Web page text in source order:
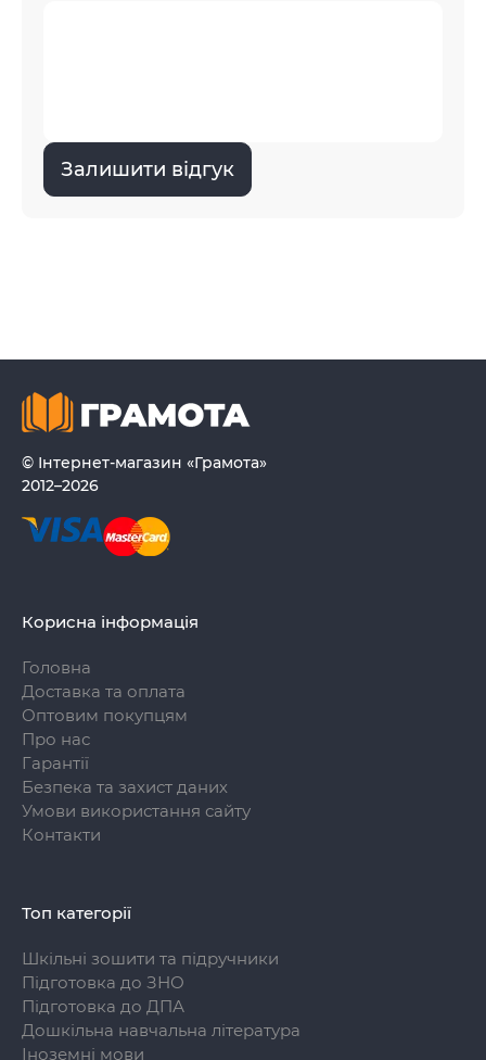
Залишити відгук
© Інтернет-магазин «Грамота»
2012–2026
Корисна інформація
Головна
Доставка та оплата
Оптовим покупцям
Про нас
Гарантії
Безпека та захист даних
Умови використання сайту
Контакти
Топ категорії
Шкільні зошити та підручники
Підготовка до ЗНО
Підготовка до ДПА
Дошкільна навчальна література
Іноземні мови